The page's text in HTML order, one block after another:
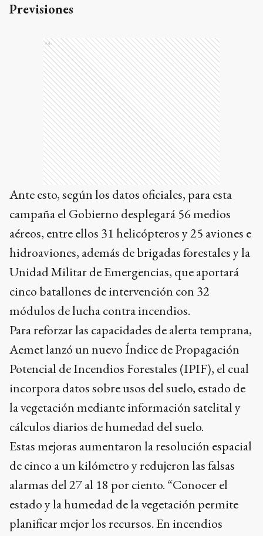
Previsiones
Ads
Ante esto, según los datos oficiales, para esta
campaña el Gobierno desplegará 56 medios
aéreos, entre ellos 31 helicópteros y 25 aviones e
hidroaviones, además de brigadas forestales y la
Unidad Militar de Emergencias, que aportará
cinco batallones de intervención con 32
módulos de lucha contra incendios.
Para reforzar las capacidades de alerta temprana,
Aemet lanzó un nuevo Índice de Propagación
Potencial de Incendios Forestales (IPIF), el cual
incorpora datos sobre usos del suelo, estado de
la vegetación mediante información satelital y
cálculos diarios de humedad del suelo.
Estas mejoras aumentaron la resolución espacial
de cinco a un kilómetro y redujeron las falsas
alarmas del 27 al 18 por ciento. “Conocer el
estado y la humedad de la vegetación permite
planificar mejor los recursos. En incendios